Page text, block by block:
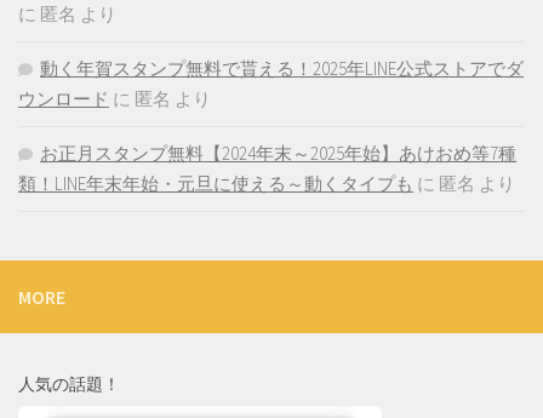
に 匿名 より
動く年賀スタンプ無料で貰える！2025年LINE公式ストアでダ
ウンロード に 匿名 より
お正月スタンプ無料【2024年末～2025年始】あけおめ等7種
類！LINE年末年始・元旦に使える～動くタイプも に 匿名 より
MORE
人気の話題！